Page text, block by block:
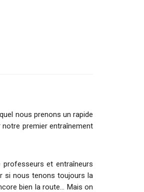
nous prenons un rapide
notre premier entraînement
et entraîneurs
si nous tenons toujours la
bien la route… Mais on